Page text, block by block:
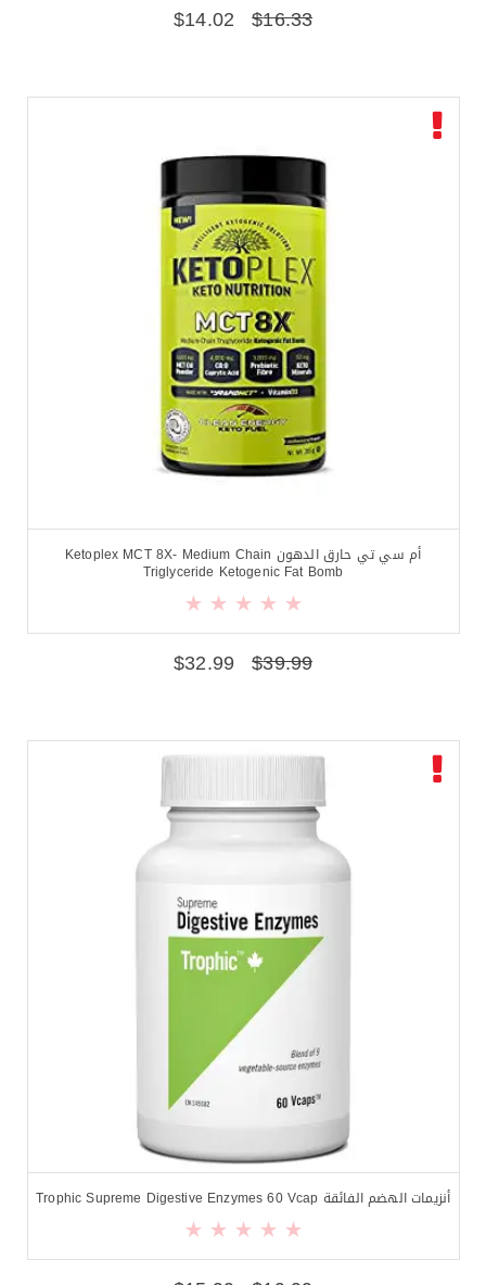
$16.33
$14.02
أم سي تي حارق الدهون Ketoplex MCT 8X- Medium Chain
Triglyceride Ketogenic Fat Bomb
$39.99
$32.99
أنزيمات الهضم الفائقة Trophic Supreme Digestive Enzymes 60 Vcap